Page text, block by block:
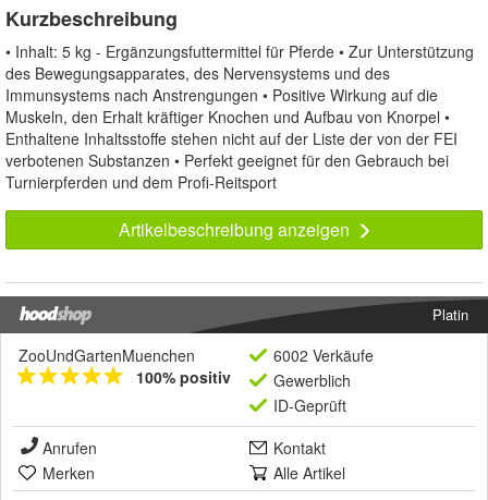
Kurzbeschreibung
• Inhalt: 5 kg - Ergänzungsfuttermittel für Pferde • Zur Unterstützung
des Bewegungsapparates, des Nervensystems und des
Immunsystems nach Anstrengungen • Positive Wirkung auf die
Muskeln, den Erhalt kräftiger Knochen und Aufbau von Knorpel •
Enthaltene Inhaltsstoffe stehen nicht auf der Liste der von der FEI
verbotenen Substanzen • Perfekt geeignet für den Gebrauch bei
Turnierpferden und dem Profi-Reitsport
Artikelbeschreibung anzeigen
Platin
ZooUndGartenMuenchen
100% positiv
6002 Verkäufe
Gewerblich
ID-Geprüft
Anrufen
Kontakt
Merken
Alle Artikel